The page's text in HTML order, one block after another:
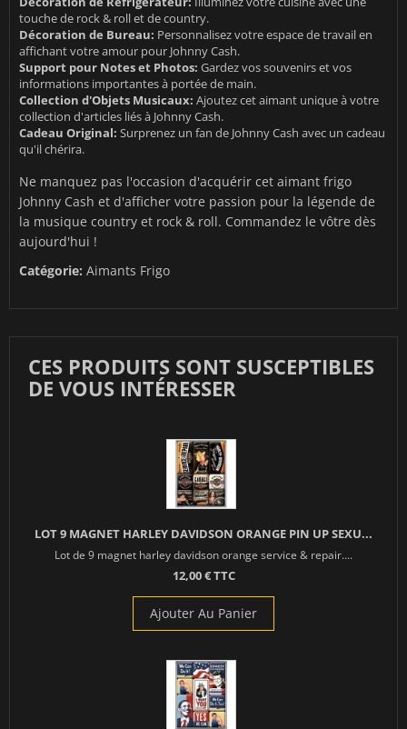
touche de rock & roll et de country.
Décoration de Bureau: Personnalisez votre espace de travail en
affichant votre amour pour Johnny Cash.
Support pour Notes et Photos: Gardez vos souvenirs et vos
informations importantes à portée de main.
Collection d'Objets Musicaux: Ajoutez cet aimant unique à votre
collection d'articles liés à Johnny Cash.
Cadeau Original: Surprenez un fan de Johnny Cash avec un cadeau
qu'il chérira.
Ne manquez pas l'occasion d'acquérir cet aimant frigo
Johnny Cash et d'afficher votre passion pour la légende de
la musique country et rock & roll. Commandez le vôtre dès
aujourd'hui !
Catégorie: Aimants Frigo
CES PRODUITS SONT SUSCEPTIBLES
DE VOUS INTÉRESSER
LOT 9 MAGNET HARLEY DAVIDSON ORANGE PIN UP SEXU...
Lot de 9 magnet harley davidson orange service & repair....
12,00 € TTC
Ajouter Au Panier